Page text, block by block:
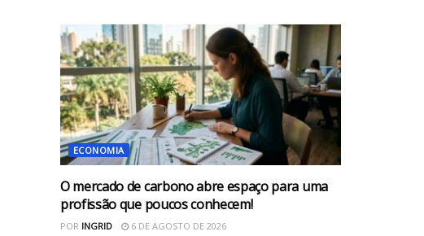
ECONOMIA
O mercado de carbono abre espaço para uma
profissão que poucos conhecem!
POR INGRID 6 DE AGOSTO DE 2026